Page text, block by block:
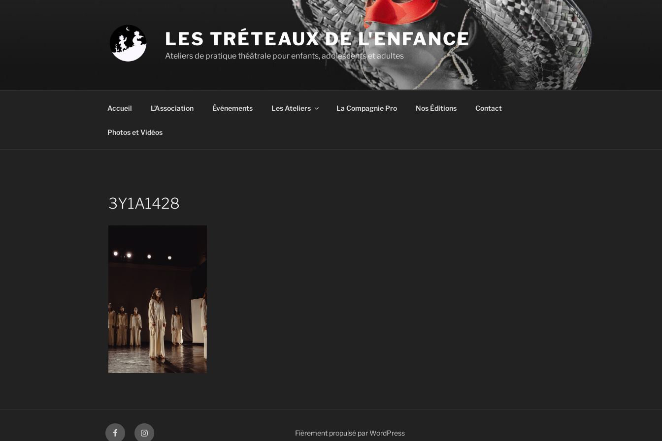
LES TRÉTEAUX DE L'ENFANCE
Ateliers de pratique théâtrale pour enfants, adolescents et adultes
Accueil L’Association Événements Les Ateliers La Compagnie Pro Nos Éditions Contact
Photos et Vidéos
3Y1A1428
FacebookInstagram Fièrement propulsé par WordPress